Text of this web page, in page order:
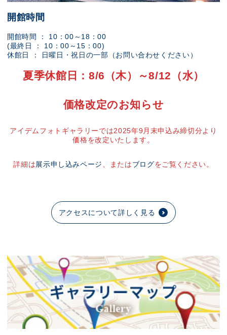
開館時間
開館時間 ： 10：00～18：00
(最終日 ： 10：00～15：00)
休館日 ： 日曜日・祝日の一部（お問い合わせください）
夏季休館日：8/6（木）～8/12（水）
価格改定のお知らせ
アイデムフォトギャラリーでは2025年9月末申込み締切分より
価格を改定いたします。
詳細は展示申し込みページ 、またはブログをご覧ください。
アクセスについて詳しく見る